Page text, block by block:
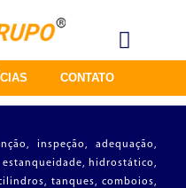
CONTATO
inspeção, adequação,
hidrostático,
tanques, comboios,